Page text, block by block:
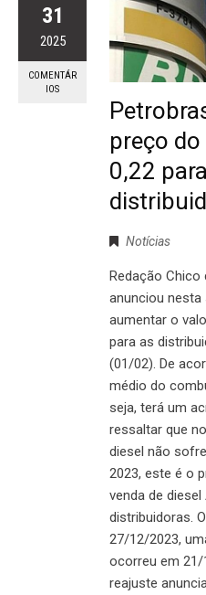
31
2025
COMENTÁR
IOS
preço do
0,22
Notícias
Redação Chico
anunciou
aumentar o
para as
(01/02). De
médio do
seja, terá um
ressaltar que
diesel não
2023, este é o
venda de
distribuidoras.
27/12/2023,
ocorreu em 21/
reajuste